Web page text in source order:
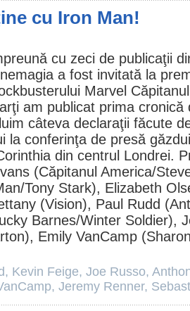
cu Iron Man!
cu zeci de publicaţii
a fost invitată la
Marvel
am publicat prima cronică
câteva declaraţii făcute
la conferinţa de presă
din centrul Londrei.
(Căpitanul America/
Tony Stark), Elizabeth
(Vision), Paul Rudd
Barnes/Winter Soldier),
Emily VanCamp
, Kevin Feige, Joe Russo,
, Jeremy Renner,